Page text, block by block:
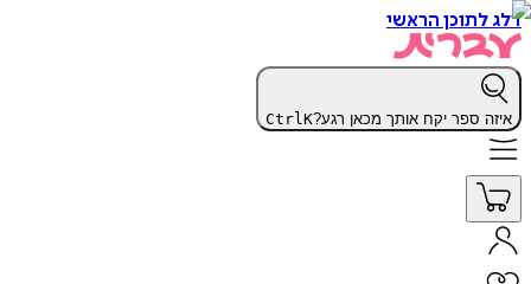
דלג לתוכן הראשי
איזה ספר יקח אותך מכאן רגע? CtrlK